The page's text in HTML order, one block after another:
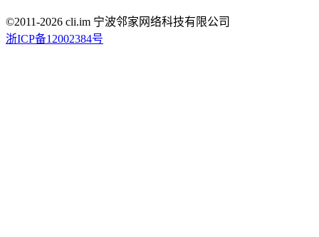
©2011-2026 cli.im 宁波邻家网络科技有限公司
浙ICP备12002384号